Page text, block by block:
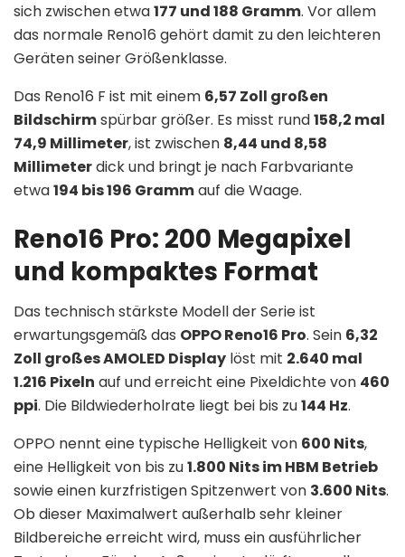
sich zwischen etwa177 und 188 Gramm. Vor allem
das normale Reno16 gehört damit zu den leichteren
Geräten seiner Größenklasse.
Das Reno16 F ist mit einem 6,57 Zoll großen
Bildschirmspürbar größer. Es misst rund158,2 mal
74,9 Millimeter, ist zwischen 8,44 und 8,58
Millimeterdick und bringt je nach Farbvariante
etwa194 bis 196 Grammauf die Waage.
Reno16 Pro: 200 Megapixel
und kompaktes Format
Das technisch stärkste Modell der Serie ist
erwartungsgemäß das OPPO Reno16 Pro. Sein 6,32
Zoll großes AMOLED Display löst mit 2.640 mal
1.216 Pixeln auf und erreicht eine Pixeldichte von 460
ppi. Die Bildwiederholrate liegt bei bis zu144 Hz.
OPPO nennt eine typische Helligkeit von 600 Nits,
eine Helligkeit von bis zu1.800 Nits im HBM Betrieb
sowie einen kurzfristigen Spitzenwert von 3.600 Nits.
Ob dieser Maximalwert außerhalb sehr kleiner
Bildbereiche erreicht wird, muss ein ausführlicher